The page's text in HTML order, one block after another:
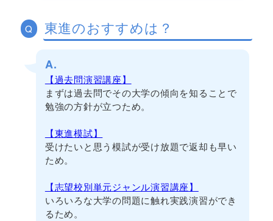
Q 東進のおすすめは？
A.
【過去問演習講座】
まずは過去問でその大学の傾向を知ることで
勉強の方針が立つため。
【東進模試】
受けたいと思う模試が受け放題で返却も早い
ため。
【志望校別単元ジャンル演習講座】
いろいろな大学の問題に触れ実践演習ができ
るため。